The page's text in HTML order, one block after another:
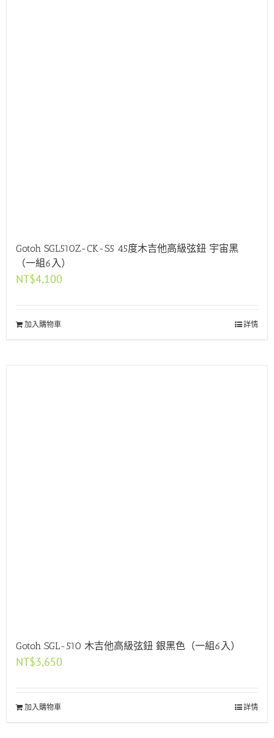
Gotoh SGL510Z-CK-S5 45度木吉他高級弦鈕 宇宙黑
（一組6入）
NT$4,100
加入購物車 詳情
Gotoh SGL-510 木吉他高級弦鈕 銀黑色（一組6入）
NT$3,650
加入購物車 詳情